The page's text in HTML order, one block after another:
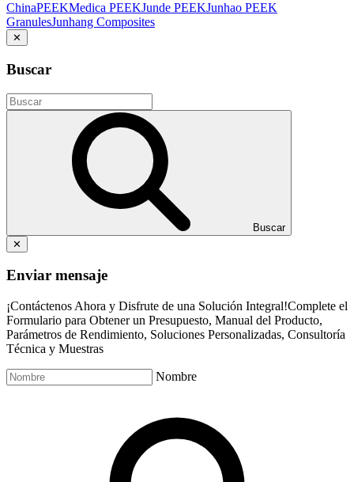
ChinaPEEKMedica PEEKJunde PEEKJunhao PEEK
GranulesJunhang Composites
✕
Buscar
Buscar
✕
Enviar mensaje
¡Contáctenos Ahora y Disfrute de una Solución Integral!Complete el
Formulario para Obtener un Presupuesto, Manual del Producto,
Parámetros de Rendimiento, Soluciones Personalizadas, Consultoría
Técnica y Muestras
Nombre